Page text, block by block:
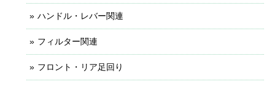
ハンドル・レバー関連
フィルター関連
フロント・リア足回り